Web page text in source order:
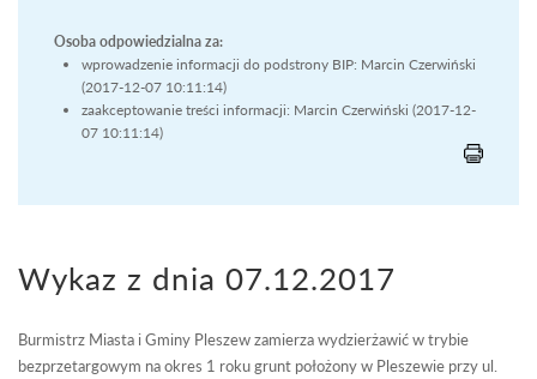
Osoba odpowiedzialna za:
wprowadzenie informacji do podstrony BIP: Marcin Czerwiński
(2017-12-07 10:11:14)
zaakceptowanie treści informacji: Marcin Czerwiński (2017-12-
07 10:11:14)
Wykaz z dnia 07.12.2017
Burmistrz Miasta i Gminy Pleszew zamierza wydzierżawić w trybie
bezprzetargowym na okres 1 roku grunt położony w Pleszewie przy ul.